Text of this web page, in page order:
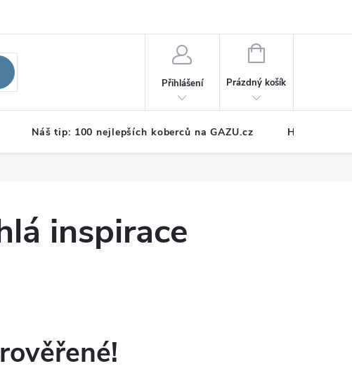
Přihlášení
NÁKUPNÍ
Prázdný košík
Náš tip: 100 nejlepších koberců na GAZU.cz Hodnocení
inspirace